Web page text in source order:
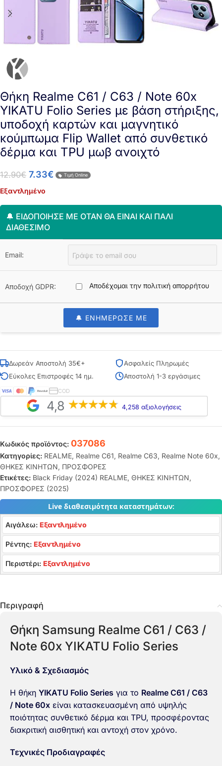
Θήκη Realme C61 / C63 / Note 60x
YIKATU Folio Series με βάση στήριξης,
υποδοχή καρτών και μαγνητικό
κούμπωμα Flip Wallet από συνθετικό
δέρμα και TPU μωβ ανοιχτό
12.90€ 7.33€ Τιμή Online
Εξαντλημένο
🔔 ΕΙΔΟΠΟΊΗΣΈ ΜΕ ΌΤΑΝ ΘΑ ΕΊΝΑΙ ΚΑΙ ΠΆΛΙ
ΔΙΑΘΈΣΙΜΟ
Email:
Αποδοχή GDPR: Αποδέχομαι την πολιτική απορρήτου
🔔 ΕΝΗΜΕΡΩΣΕ ΜΕ
Δωρεάν Αποστολή 35€+
Ασφαλείς Πληρωμές
Εύκολες Επιστροφές 14 ημ.
Αποστολή 1-3 εργάσιμες
COD
4,8 4,258 αξιολογήσεις
Κωδικός προϊόντος: 037086
Κατηγορίες: REALME, Realme C61, Realme C63, Realme Note 60x,
ΘΗΚΕΣ ΚΙΝΗΤΩΝ, ΠΡΟΣΦΟΡΕΣ
Ετικέτες: Black Friday (2024) REALME, ΘΗΚΕΣ ΚΙΝΗΤΩΝ,
ΠΡΟΣΦΟΡΕΣ (2025)
Live διαθεσιμότητα καταστημάτων:
Αιγάλεω: Εξαντλημένο
Ρέντης: Εξαντλημένο
Περιστέρι: Εξαντλημένο
Περιγραφή
Θήκη Samsung Realme C61 / C63 /
Note 60x YIKATU Folio Series
Υλικό & Σχεδιασμός
Η θήκη YIKATU Folio Series για το Realme C61 / C63
/ Note 60x είναι κατασκευασμένη από υψηλής
ποιότητας συνθετικό δέρμα και TPU, προσφέροντας
διακριτική αισθητική και αντοχή στον χρόνο.
Τεχνικές Προδιαγραφές